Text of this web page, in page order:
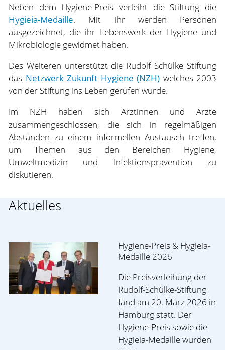
Neben dem Hygiene-Preis verleiht die Stiftung die
Hygieia-Medaille. Mit ihr werden Personen
ausgezeichnet, die ihr Lebenswerk der Hygiene und
Mikrobiologie gewidmet haben.
Des Weiteren unterstützt die Rudolf Schülke Stiftung
das Netzwerk Zukunft Hygiene (NZH) welches 2003
von der Stiftung ins Leben gerufen wurde.
Im NZH haben sich Ärztinnen und Ärzte
zusammengeschlossen, die sich in regelmäßigen
Abständen zu einem informellen Austausch treffen,
um Themen aus den Bereichen Hygiene,
Umweltmedizin und Infektionsprävention zu
diskutieren.
Aktuelles
Hygiene-Preis & Hygieia-
Medaille 2026
Die Preisverleihung der
Rudolf-Schülke-Stiftung
fand am 20. März 2026 in
Hamburg statt. Der
Hygiene-Preis sowie die
Hygieia-Medaille wurden